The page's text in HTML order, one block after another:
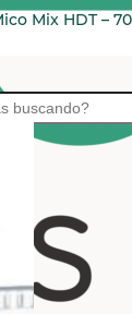
Mix HDT –